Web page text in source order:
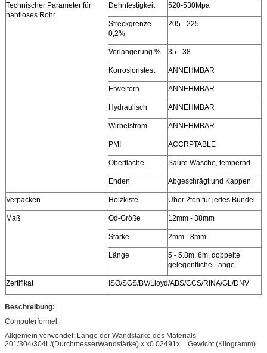
Technischer Parameter für
nahtloses Rohr
Dehnfestigkeit 520-530Mpa
Streckgrenze
0,2%
205 - 225
Verlängerung % 35 - 38
Korrosionstest ANNEHMBAR
Erweitern ANNEHMBAR
Hydraulisch ANNEHMBAR
Wirbelstrom ANNEHMBAR
PMI ACCRPTABLE
Oberfläche Saure Wäsche, tempernd
Enden Abgeschrägt und Kappen
Verpacken Holzkiste Über 2ton für jedes Bündel
Maß Od-Größe 12mm - 38mm
Stärke 2mm - 8mm
Länge
5 - 5.8m, 6m, doppelte
gelegentliche Länge
Zertifikat ISO/SGS/BV/Lloyd/ABS/CCS/RINA/GL/DNV
Beschreibung:
Computerformel:
Allgemein verwendet: Länge der Wandstärke des Materials
201/304/304L/(DurchmesserWandstärke) x x0.02491x = Gewicht (Kilogramm)